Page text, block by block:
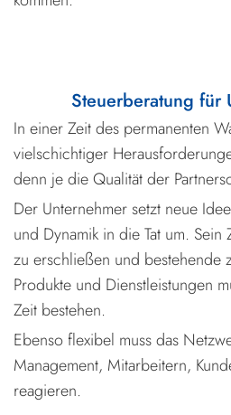
Steuerberatung für
In einer Zeit des permanenten
vielschichtiger
denn je die Qualität der
Der Unternehmer setzt neue
und Dynamik in die Tat um.
zu erschließen und bestehende
Produkte und Dienstleistungen
Zeit bestehen.
Ebenso flexibel muss das
Management, Mitarbeitern,
reagieren.